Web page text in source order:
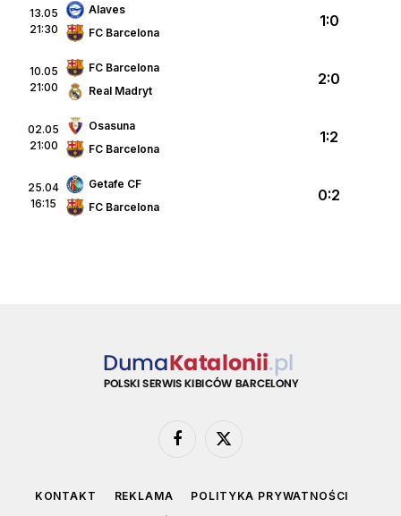
13.05
21:30
Alaves
FC Barcelona
1:0
10.05
21:00
FC Barcelona
Real Madryt
2:0
02.05
21:00
Osasuna
FC Barcelona
1:2
25.04
16:15
Getafe CF
FC Barcelona
0:2
Facebook
X
KONTAKT REKLAMA
POLITYKA PRYWATNOŚCI